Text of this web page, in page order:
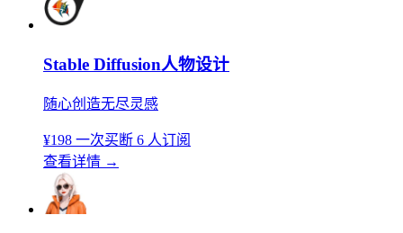
Stable Diffusion人物设计
随心创造无尽灵感
¥198 一次买断 6 人订阅
查看详情 →